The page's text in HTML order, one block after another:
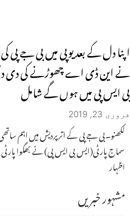
اپنا دل کے بعد یوپی میں بی جے پی
نے این ڈی اے چھوڑنے کی دی
بی ایس پی میں ہوں گے شامل
فروری 23, 2019
لکھنو۔بی جے پی کے اترپردیش میں اہم
سماج پارٹی(ایس بی ایس پی) نے بھگوا
اظہار
مشہور خبریں